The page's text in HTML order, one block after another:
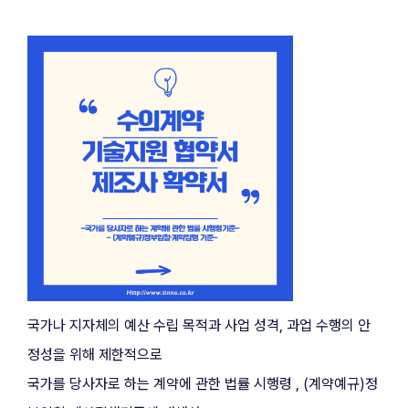
국가나 지자체의 예산 수립 목적과 사업 성격, 과업 수행의 안
정성을 위해 제한적으로
국가를 당사자로 하는 계약에 관한 법률 시행령 , (계약예규)정